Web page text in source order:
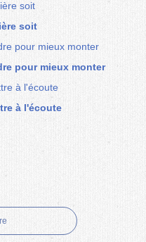
soit
pour mieux monter
à l'écoute